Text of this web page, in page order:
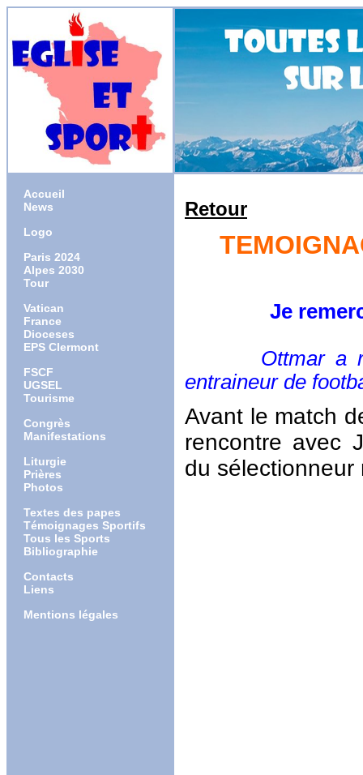
Accueil
News
Logo
Paris 2024
Alpes 2030
Tour
Vatican
France
Dioceses
EPS Clermont
FSCF
UGSEL
Tourisme
Congrès
Manifestations
Liturgie
Prières
Photos
Textes des papes
Témoignages Sportifs
Tous les Sports
Bibliographie
Contacts
Liens
Mentions légales
Retour
Je remercie
Ottmar a
entraineur de
Avant le match
rencontre avec
du sélectionneur